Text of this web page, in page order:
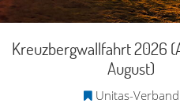
Kreuzbergwallfahrt 2026
August)
Unitas-Verband